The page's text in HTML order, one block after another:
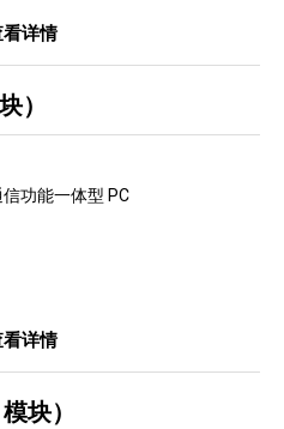
看详情
）
信功能一体型 PC
看详情
块）